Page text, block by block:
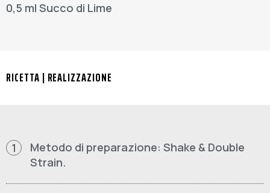
0,5 ml Succo di Lime
RICETTA | REALIZZAZIONE
1
Metodo di preparazione: Shake & Double
Strain.